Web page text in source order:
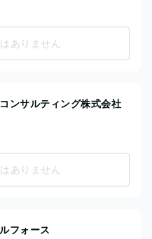
ありません
ンサルティング株式会社
ありません
フォース